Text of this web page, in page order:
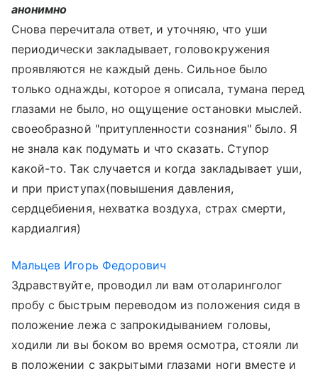
анонимно
Снова перечитала ответ, и уточняю, что уши
периодически закладывает, головокружения
проявляются не каждый день. Сильное было
только однажды, которое я описала, тумана перед
глазами не было, но ощущение остановки мыслей.
своеобразной "притупленности сознания" было. Я
не знала как подумать и что сказать. Ступор
какой-то. Так случается и когда закладывает уши,
и при приступах(повышения давления,
сердцебиения, нехватка воздуха, страх смерти,
кардиалгия)
Мальцев Игорь Федорович
Здравствуйте, проводил ли вам отоларинголог
пробу с быстрым переводом из положения сидя в
положение лежа с запрокидыванием головы,
ходили ли вы боком во время осмотра, стояли ли
в положении с закрытыми глазами ноги вместе и